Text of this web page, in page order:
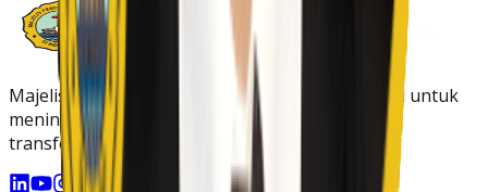
Majelis Pendidikan Kristen di Indonesia melayani untuk
meningkatkan kualitas pendidikan Kristen yang
transformatif dan berkarakter.